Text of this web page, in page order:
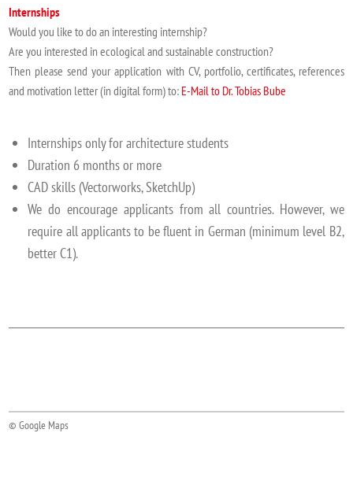
Internships
Would you like to do an interesting internship?
Are you interested in ecological and sustainable construction?
Then please send your application with CV, portfolio, certificates, references
and motivation letter (in digital form) to: E-Mail to Dr. Tobias Bube
Internships only for architecture students
Duration 6 months or more
CAD skills (Vectorworks, SketchUp)
We do encourage applicants from all countries. However, we
require all applicants to be fluent in German (minimum level B2,
better C1).
© Google Maps